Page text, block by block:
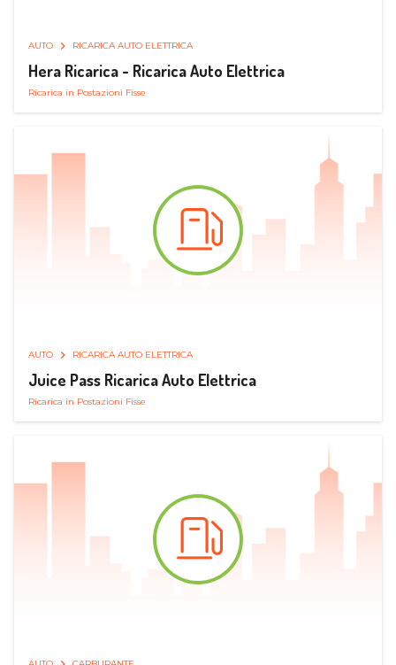
AUTO RICARICA AUTO ELETTRICA
Hera Ricarica - Ricarica Auto Elettrica
Ricarica in Postazioni Fisse
AUTO RICARICA AUTO ELETTRICA
Juice Pass Ricarica Auto Elettrica
Ricarica in Postazioni Fisse